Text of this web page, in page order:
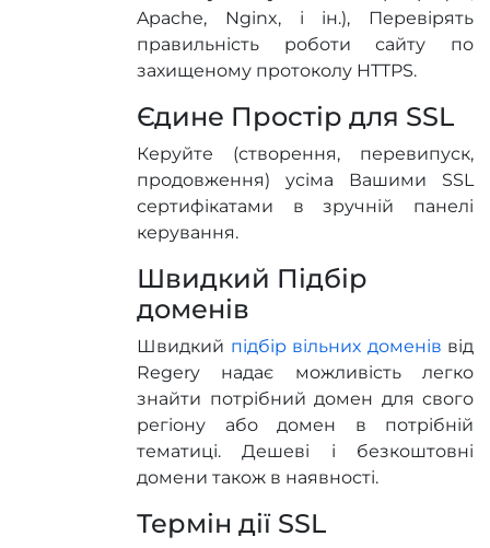
Apache, Nginx, і ін.), Перевірять
правильність роботи сайту по
захищеному протоколу HTTPS.
Єдине Простір для SSL
Керуйте (створення, перевипуск,
продовження) усіма Вашими SSL
сертифікатами в зручній панелі
керування.
Швидкий Підбір
доменів
Швидкий підбір вільних доменів від
Regery надає можливість легко
знайти потрібний домен для свого
регіону або домен в потрібній
тематиці. Дешеві і безкоштовні
домени також в наявності.
Термін дії SSL